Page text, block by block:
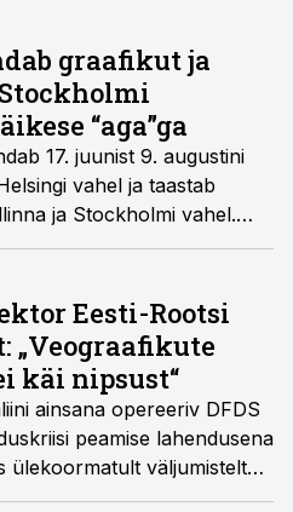
graafikut ja
“aga”ga
17. juunist 9. augustini
vahel ja taastab
ja Stockholmi vahel.
ka Eesti-Rootsi
reis toimub läbi Helsingi,
aega kui Paldiskist
Eesti-Rootsi
käi nipsust“
ainsana opereeriv DFDS
peamise lahendusena
ülekoormatult väljumistelt
ruumi rohkem, kuid